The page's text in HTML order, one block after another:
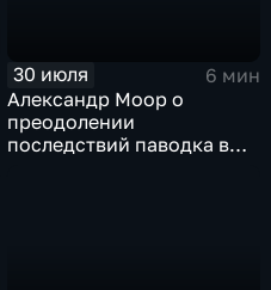
30 июля
6 мин
Александр Моор о
преодолении
последствий паводка в